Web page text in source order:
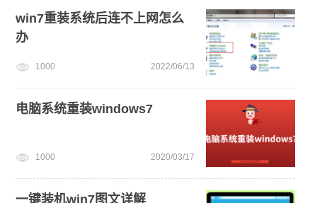
win7重装系统后连不上网怎么
办
1000 2022/06/13
电脑系统重装windows7
1000 2020/03/17
一键装机win7图文详解